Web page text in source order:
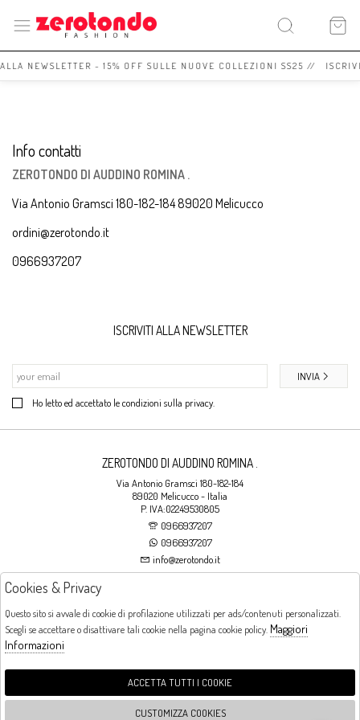
NEWSLETTER - 15% OFF SULLE NUOVE COLLEZIONI SS25 //
Info contatti
ZEROTONDO DI AUDDINO ROMINA .
Via Antonio Gramsci 180-182-184 89020 Melicucco
ordini@zerotondo.it
0966937207
ISCRIVITI ALLA NEWSLETTER
Ho letto ed accettato le condizioni sulla privacy.
INVIA
ZEROTONDO DI AUDDINO ROMINA .
Via Antonio Gramsci 180-182-184
89020 Melicucco - Italia
P. IVA:02249530805
0966937207
0966937207
info@zerotondo.it
Orari di apertura
LUNEDI: CHIUSO LA MATTINA - DALLE 16:00 ALLE 20:00 DAL MARTEDI AL
Cookies & Privacy
Questo sito si avvale di cookie di profilazione utilizzati per ads/contenuti personalizzati.
Scegli se accettare o disattivare tali cookie nella pagina cookie policy. Maggiori
Informazioni
ACCETTA TUTTI I COOKIE
CUSTOMIZZA COOKIES